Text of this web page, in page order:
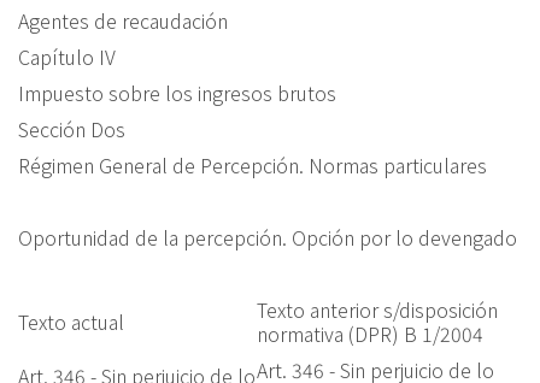
Agentes de recaudación
Capítulo IV
Impuesto sobre los ingresos brutos
Sección Dos
Régimen General de Percepción. Normas particulares
Oportunidad de la percepción. Opción por lo devengado
Texto actual Texto anteriors/disposición
normativa (DPR) B 1/2004
Art. 346 -Sin perjuicio de loArt. 346 -Sin perjuicio de lo